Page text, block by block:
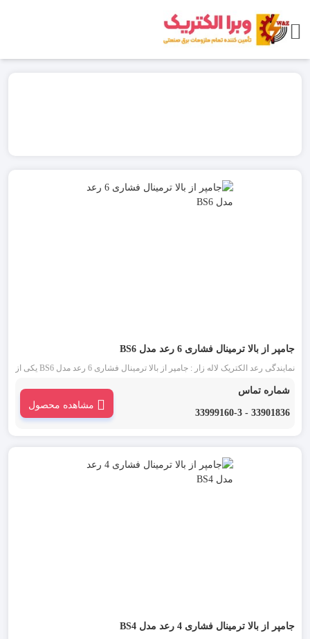
جامپر از بالا ترمینال فشاری 6 رعد مدل BS6
نمایندگی رعد الکتریک لاله زار : جامپر از بالا ترمینال فشاری 6 رعد مدل BS6 یکی از
با سطح ولتاژی یکسان به کار می رود.
شماره تماس
33901836 - 33999160-3
مشاهده محصول
جامپر از بالا ترمینال فشاری 4 رعد مدل BS4